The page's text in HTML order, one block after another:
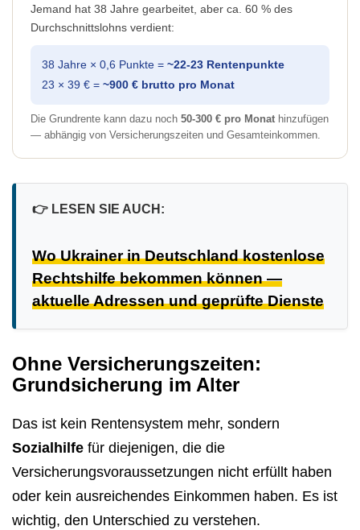
Jemand hat 38 Jahre gearbeitet, aber ca. 60 % des
Durchschnittslohns verdient:
38 Jahre × 0,6 Punkte = ~22-23 Rentenpunkte
23 × 39 € = ~900 € brutto pro Monat
Die Grundrente kann dazu noch 50-300 € pro Monat hinzufügen
— abhängig von Versicherungszeiten und Gesamteinkommen.
👉 LESEN SIE AUCH:
Wo Ukrainer in Deutschland kostenlose
Rechtshilfe bekommen können —
aktuelle Adressen und geprüfte Dienste
Ohne Versicherungszeiten:
Grundsicherung im Alter
Das ist kein Rentensystem mehr, sondern
Sozialhilfe für diejenigen, die die
Versicherungsvoraussetzungen nicht erfüllt haben
oder kein ausreichendes Einkommen haben. Es ist
wichtig, den Unterschied zu verstehen.